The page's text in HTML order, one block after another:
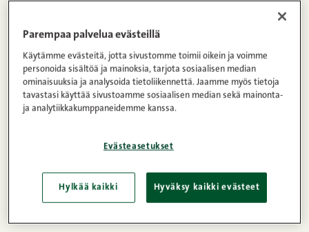
Ohje
minkätyyppinen vaan. Tässä herkullinen resepti
tomaattisalsa ja guacamole.
Parempaa palvelua evästeillä
Käytämme evästeitä, jotta sivustomme toimii oikein ja voimme
personoida sisältöä ja mainoksia, tarjota sosiaalisen median
ominaisuuksia ja analysoida tietoliikennettä. Jaamme myös tietoja
tavastasi käyttää sivustoamme sosiaalisen median sekä mainonta-
ja analytiikkakumppaneidemme kanssa.
Evästeasetukset
Hylkää kaikki Hyväksy kaikki evästeet